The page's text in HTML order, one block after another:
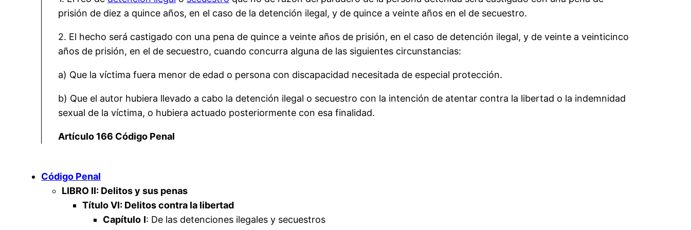
prisión de diez a quince años, en el caso de la detención ilegal, y de quince a veinte años en el de secuestro.
2. El hecho será castigado con una pena de quince a veinte años de prisión, en el caso de detención ilegal, y de veinte a veinticinco
años de prisión, en el de secuestro, cuando concurra alguna de las siguientes circunstancias:
a) Que la víctima fuera menor de edad o persona con discapacidad necesitada de especial protección.
b) Que el autor hubiera llevado a cabo la detención ilegal o secuestro con la intención de atentar contra la libertad o la indemnidad
sexual de la víctima, o hubiera actuado posteriormente con esa finalidad.
Artículo 166 Código Penal
Código Penal
LIBRO II: Delitos y sus penas
Título VI: Delitos contra la libertad
Capítulo I: De las detenciones ilegales y secuestros